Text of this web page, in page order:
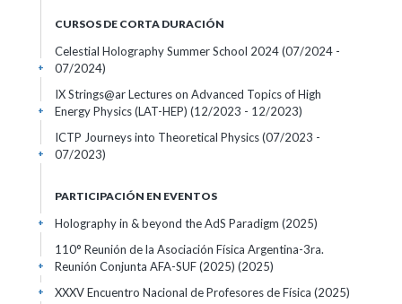
CURSOS DE CORTA DURACIÓN
Celestial Holography Summer School 2024(07/2024 -
07/2024)
+
IX Strings@ar Lectures on Advanced Topics of High
Energy Physics (LAT-HEP) (12/2023 - 12/2023)
+
ICTP Journeys into Theoretical Physics(07/2023 -
07/2023)
+
PARTICIPACIÓN EN EVENTOS
Holography in & beyond the AdS Paradigm (2025)
+
110° Reunión de la Asociación Física Argentina-3ra.
Reunión Conjunta AFA-SUF (2025) (2025)
+
XXXV Encuentro Nacional de Profesores de Física (2025)
+